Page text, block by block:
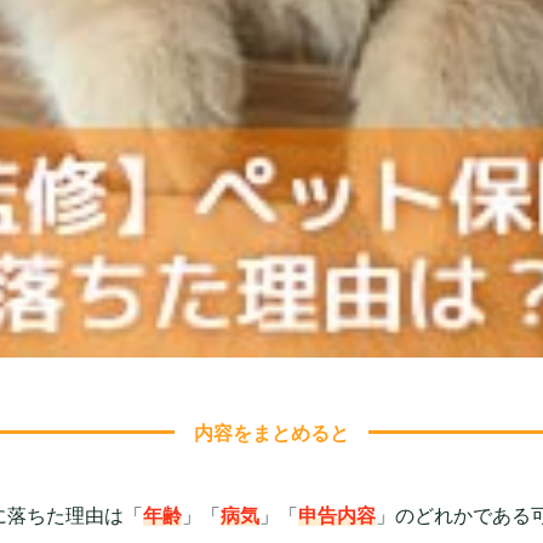
内容をまとめると
落ちた理由は「年齢 」「病気 」「申告内容 」のどれかである